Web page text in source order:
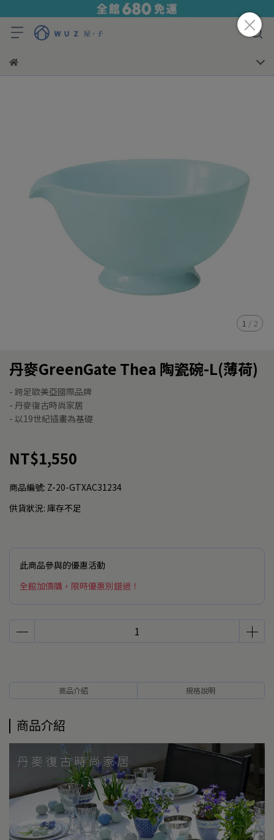
1 / 2
丹麥GreenGate Thea 陶瓷碗-L(薄荷)
- 跨足歐美亞國際品牌
- 丹麥復古時尚家居
- 以19世紀插畫為基礎
NT$1,550
商品編號: Z-20-GTXAC31234
供貨狀況: 庫存不足
此商品參與的優惠活動
全館加價購，限時優惠別錯過！
商品介紹 規格說明
商品介紹